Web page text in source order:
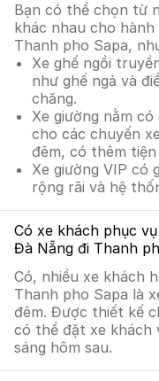
Bạn có thể chọn từ
khác nhau cho
Thanh pho Sapa,
Xe ghế ngồi
như ghế ngả và
chăng.
Xe giường nằm
cho các chuyến
đêm, có thêm
Xe giường VIP có
rộng rãi và hệ
Có xe khách phục
Đà Nẵng đi Thanh
Có, nhiều xe khách
Thanh pho Sapa là
đêm. Được thiết kế
có thể đặt xe khách
sáng hôm sau.